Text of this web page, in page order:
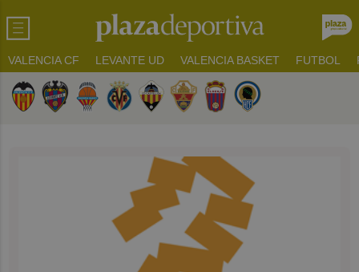
VALENCIA CF LEVANTE UD VALENCIA BASKET FUTBOL